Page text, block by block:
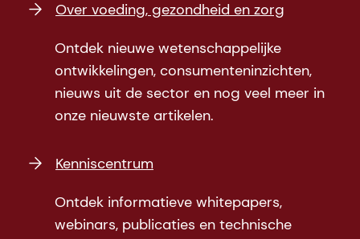
Over voeding, gezondheid en zorg
Ontdek nieuwe wetenschappelijke
ontwikkelingen, consumenteninzichten,
nieuws uit de sector en nog veel meer in
onze nieuwste artikelen.
Kenniscentrum
Ontdek informatieve whitepapers,
webinars, publicaties en technische